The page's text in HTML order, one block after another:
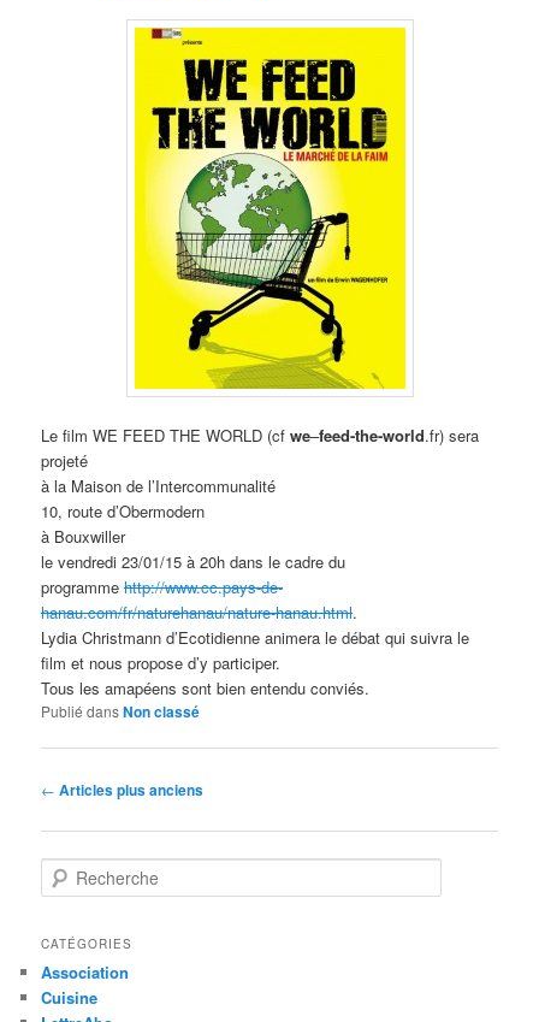
Le film WE FEED THE WORLD (cfwe–feed-the-world.fr) sera
projeté
à la Maison de l’Intercommunalité
10, route d’Obermodern
à Bouxwiller
le vendredi 23/01/15 à 20h dans le cadre du
programmehttp://www.cc.pays-de-
hanau.com/fr/naturehanau/nature-hanau.html.
Lydia Christmann d’Ecotidienne animera le débat qui suivra le
film et nous propose d’y participer.
Tous les amapéens sont bien entendu conviés.
Publié dansNon classé
Navigation
articles
← Articles plus anciens
e
h
r
c
CATÉGORIES
Association
Cuisine